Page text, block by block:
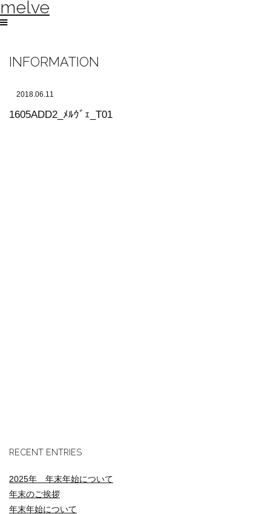
melve
INFORMATION
2018.06.11
1605ADD2_ﾒﾙｳﾞｪ_T01
RECENT ENTRIES
2025年 年末年始について
年末のご挨拶
年末年始について